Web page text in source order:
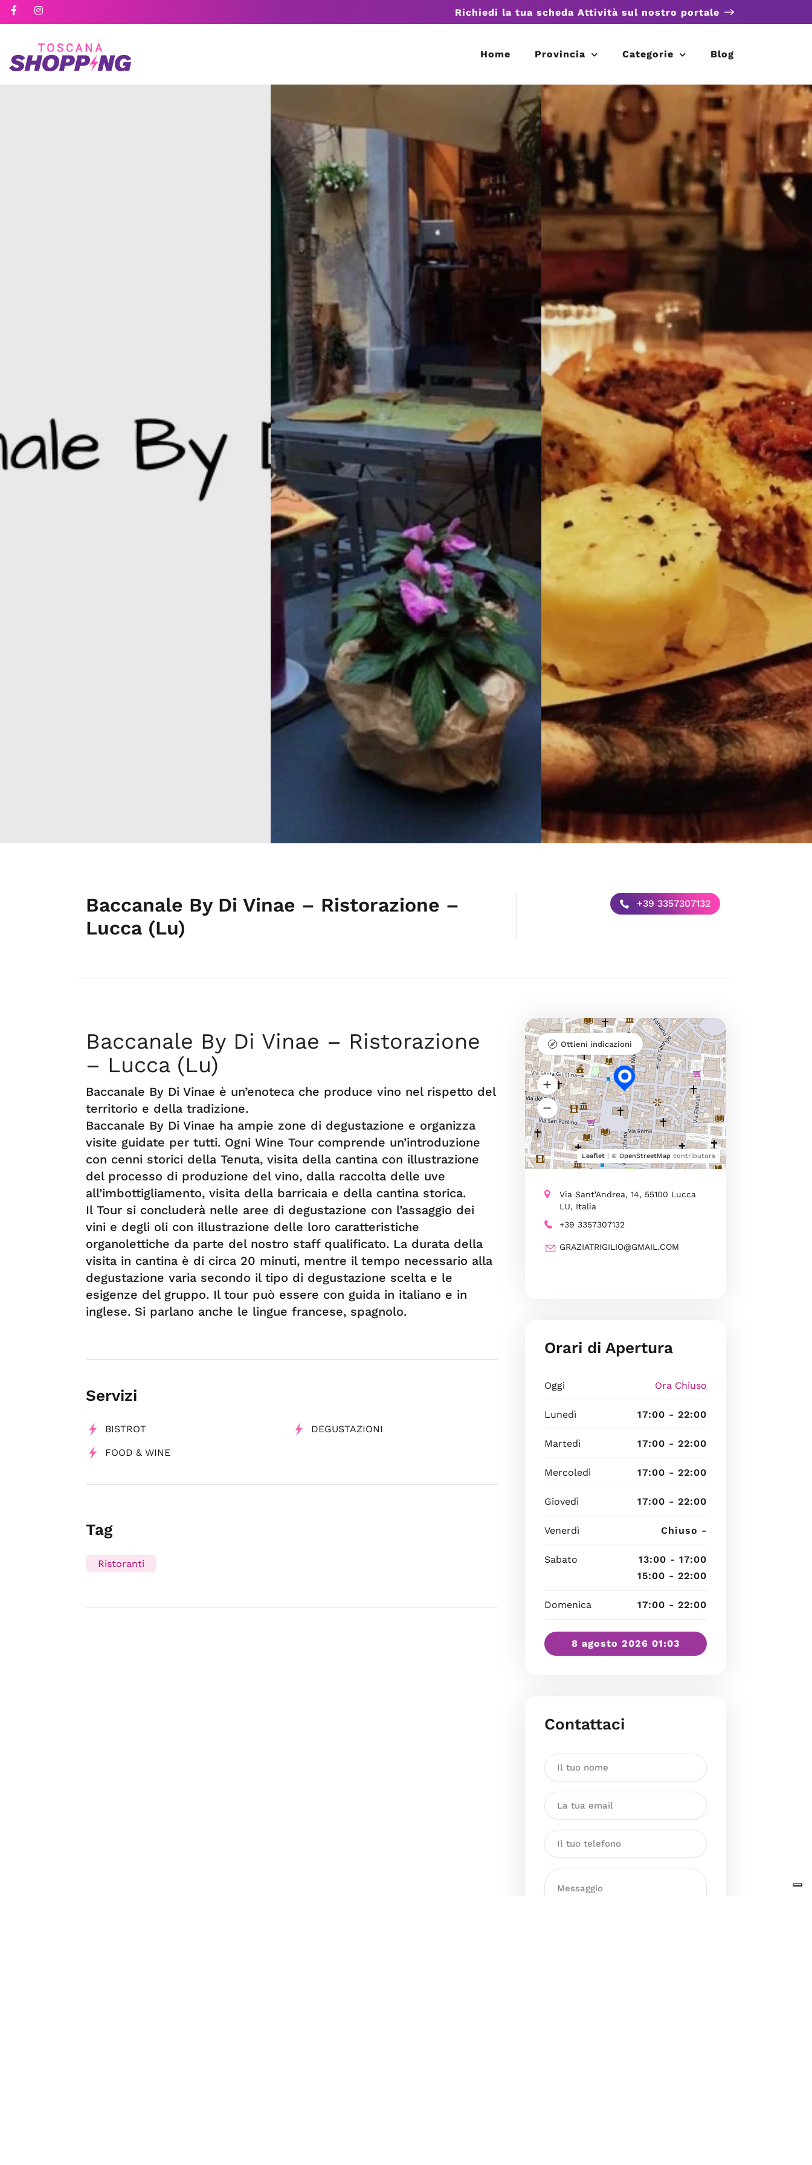
Richiedi la tua scheda Attività sul nostro portale
Home Provincia Categorie Blog
Baccanale By Di Vinae – Ristorazione –
Lucca (Lu)
+39 3357307132
Baccanale By Di Vinae – Ristorazione
– Lucca (Lu)
Baccanale By Di Vinae è un’enoteca che produce vino nel rispetto del
territorio e della tradizione.
Baccanale By Di Vinae ha ampie zone di degustazione e organizza
visite guidate per tutti. Ogni Wine Tour comprende un’introduzione
con cenni storici della Tenuta, visita della cantina con illustrazione
del processo di produzione del vino, dalla raccolta delle uve
all’imbottigliamento, visita della barricaia e della cantina storica.
Il Tour si concluderà nelle aree di degustazione con l’assaggio dei
vini e degli oli con illustrazione delle loro caratteristiche
organolettiche da parte del nostro staff qualificato. La durata della
visita in cantina è di circa 20 minuti, mentre il tempo necessario alla
degustazione varia secondo il tipo di degustazione scelta e le
esigenze del gruppo. Il tour può essere con guida in italiano e in
inglese. Si parlano anche le lingue francese, spagnolo.
Servizi
BISTROT DEGUSTAZIONI
FOOD & WINE
Tag
Ristoranti
Leaflet| © OpenStreetMapcontributors
Ottieni indicazioni
Via Sant'Andrea, 14, 55100 Lucca
LU, Italia
+39 3357307132
GRAZIATRIGILIO@GMAIL.COM
Orari di Apertura
Oggi Ora Chiuso
Lunedì 17:00 - 22:00
Martedì 17:00 - 22:00
Mercoledì 17:00 - 22:00
Giovedì 17:00 - 22:00
Venerdì Chiuso -
Sabato
13:00 - 17:00
15:00 - 22:00
Domenica 17:00 - 22:00
8 agosto 2026 01:03
Contattaci